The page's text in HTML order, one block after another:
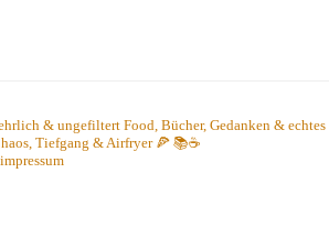
& ungefiltert Food, Bücher, Gedanken & echtes
Tiefgang & Airfryer 🍕 📚☕️